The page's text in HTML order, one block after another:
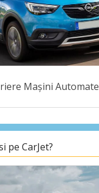
Mașini Automate
pe CarJet?